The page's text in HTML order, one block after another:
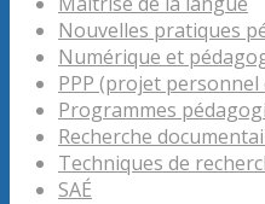
Nouvelles pratiques
Numérique et
PPP (projet
Programmes
Recherche
Techniques de
SAÉ